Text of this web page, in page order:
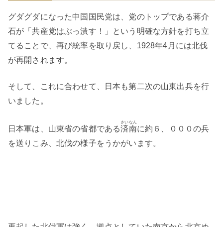
グダグダになった中国国民党は、党のトップである蒋介
石が「共産党はぶっ潰す！」という明確な方針を打ち立
てることで、再び統率を取り戻し、1928年4月には北伐
が再開されます。
そして、これに合わせて、日本も第二次の山東出兵を行
いました。
日本軍は、山東省の省都である済南
さいなん
に約６、０００の兵
を送りこみ、北伐の様子をうかがいます。